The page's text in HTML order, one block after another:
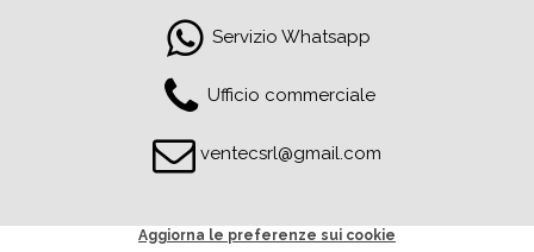
Servizio Whatsapp
Ufficio commerciale
ventecsrl@gmail.com
Aggiorna le preferenze sui cookie